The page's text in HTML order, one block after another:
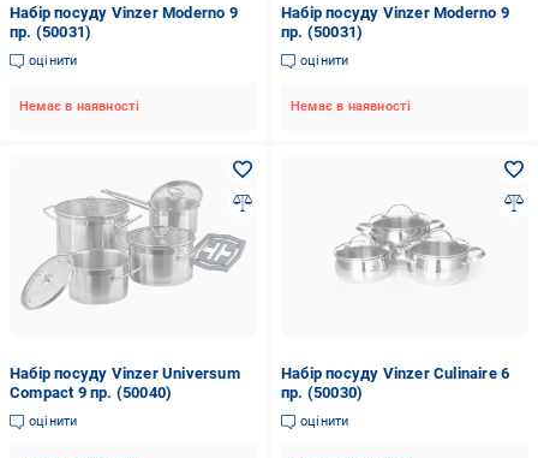
Набір посуду Vinzer Moderno 9
пр. (50031)
оцінити
Немає в наявності
Набір посуду Vinzer Moderno 9
пр. (50031)
оцінити
Немає в наявності
Набір посуду Vinzer Universum
Compact 9 пр. (50040)
оцінити
Набір посуду Vinzer Culinaire 6
пр. (50030)
оцінити